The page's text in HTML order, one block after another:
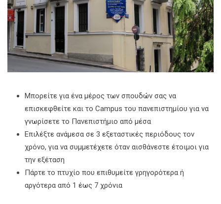
Μπορείτε για ένα μέρος των σπουδών σας να
επισκεφθείτε και το Campus του πανεπιστημίου για να
γνωρίσετε το Πανεπιστήμιο από μέσα
Επιλέξτε ανάμεσα σε 3 εξεταστικές περιόδους τον
χρόνο, για να συμμετέχετε όταν αισθάνεστε έτοιμοι για
την εξέταση
Πάρτε το πτυχίο που επιθυμείτε γρηγορότερα ή
αργότερα από 1 έως 7 χρόνια